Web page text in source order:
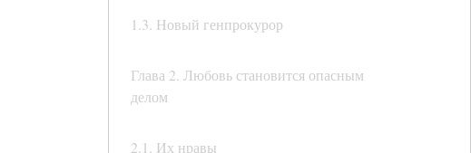
1.3. Новый генпрокурор
Глава 2. Любовь становится опасным
делом
2.1. Их нравы